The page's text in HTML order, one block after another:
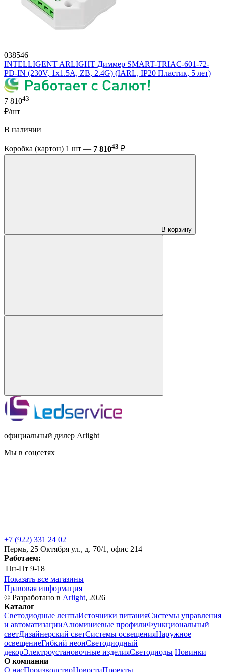
038546
INTELLIGENT ARLIGHT Диммер SMART-TRIAC-601-72-
PD-IN (230V, 1x1.5A, ZB, 2.4G) (IARL, IP20 Пластик, 5 лет)
7 81043
₽/шт
В наличии
Коробка (картон) 1 шт — 7 81043 ₽
В корзину
официальный дилер Arlight
Мы в соцсетях
+7 (922) 331 24 02
Пермь, 25 Октября ул., д. 70/1, офис 214
Работаем:
Пн-Пт 9-18
Показать все магазины
Правовая информация
© Разработано в Arlight, 2026
Каталог
Светодиодные лентыИсточники питанияСистемы управления
и автоматизацииАлюминиевые профилиФункциональный
светДизайнерский светСистемы освещенияНаружное
освещениеГибкий неонСветодиодный
декорЭлектроустановочные изделияСветодиоды Новинки
О компании
О насПроизводствоНовостиПроекты